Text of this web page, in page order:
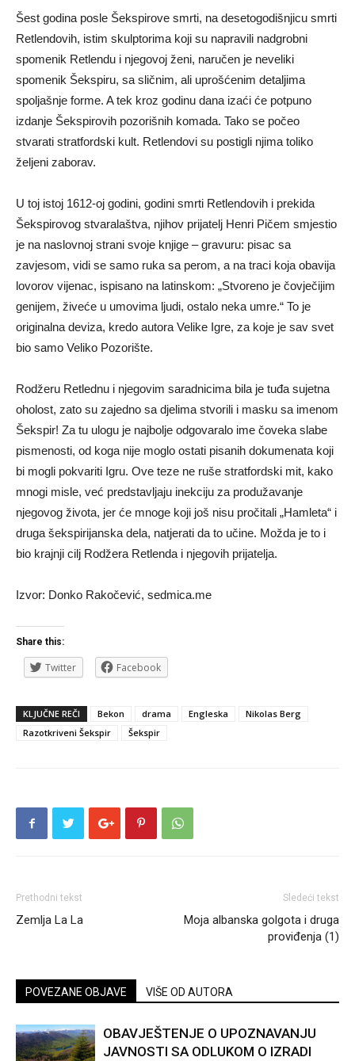
Šest godina posle Šekspirove smrti, na desetogodišnjicu smrti
Retlendovih, istim skulptorima koji su napravili nadgrobni
spomenik Retlendu i njegovoj ženi, naručen je neveliki
spomenik Šekspiru, sa sličnim, ali uprošćenim detaljima
spoljašnje forme. A tek kroz godinu dana izaći će potpuno
izdanje Šekspirovih pozorišnih komada. Tako se počeo
stvarati stratfordski kult. Retlendovi su postigli njima toliko
željeni zaborav.
U toj istoj 1612-oj godini, godini smrti Retlendovih i prekida
Šekspirovog stvaralaštva, njihov prijatelj Henri Pičem smjestio
je na naslovnoj strani svoje knjige – gravuru: pisac sa
zavjesom, vidi se samo ruka sa perom, a na traci koja obavija
lovorov vijenac, ispisano na latinskom: „Stvoreno je čovječijim
genijem, živeće u umovima ljudi, ostalo neka umre.“ To je
originalna deviza, kredo autora Velike Igre, za koje je sav svet
bio samo Veliko Pozorište.
Rodžeru Retlednu i njegovim saradnicima bila je tuđa sujetna
oholost, zato su zajedno sa djelima stvorili i masku sa imenom
Šekspir! Za tu ulogu je najbolje odgovaralo ime čoveka slabe
pismenosti, od koga nije moglo ostati pisanih dokumenata koji
bi mogli pokvariti Igru. Ove teze ne ruše stratfordski mit, kako
mnogi misle, već predstavljaju inekciju za produžavanje
njegovog života, jer će mnoge koji još nisu pročitali „Hamleta“ i
druga šekspirijanska dela, natjerati da to učine. Možda je to i
bio krajnji cilj Rodžera Retlenda i njegovih prijatelja.
Izvor: Donko Rakočević, sedmica.me
Share this:
Twitter Facebook
KLJUČNE REČI Bekon drama Engleska
Nikolas Berg
Razotkriveni Šekspir
Šekspir
Prethodni tekst
Zemlja La La
Sledeći tekst
Moja albanska golgota i druga
proviđenja (1)
POVEZANE OBJAVE VIŠE OD AUTORA
OBAVJEŠTENJE O UPOZNAVANJU
JAVNOSTI SA ODLUKOM O IZRADI